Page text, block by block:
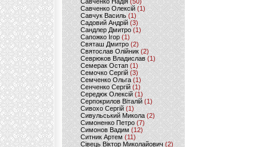
Савченко Олексій(1)
Савчук Василь (1)
Садовий Андрій (3)
Сандлер Дмитро(1)
Сапожко Ігор(1)
Святаш Дмитро (2)
Святослав Олійник (2)
Севрюков Владислав (1)
Семерак Остап (1)
Семочко Сергій (3)
Семченко Ольга (1)
Сенченко Сергій(1)
Середюк Олексій(1)
Серпокрилов Віталій(1)
Сивохо Сергій(1)
Сивульський Микола(2)
Симоненко Петро(7)
Симонов Вадим (12)
Ситник Артем(11)
Сівець Віктор Миколайович(2)